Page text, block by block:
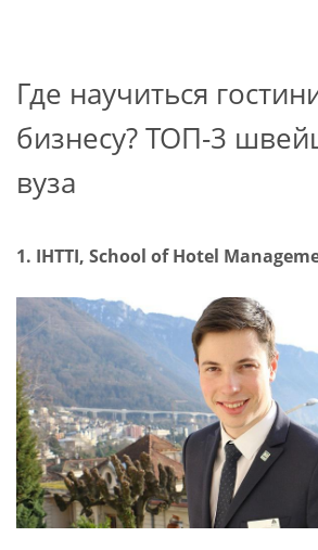
Где научиться
бизнесу? ТОП-3
вуза
1. IHTTI, School of Hotel